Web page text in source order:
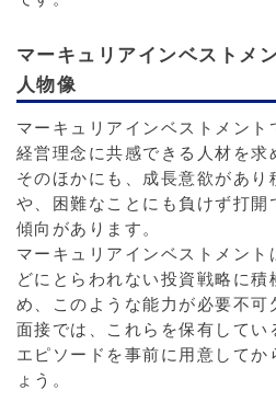
マーキュリアインベストメ
人物像
マーキュリアインベストメント
経営理念に共感できる人材を求
そのほかにも、成長意欲があ
や、困難なことにも負けず打開
傾向があります。
マーキュリアインベストメン
どにとらわれない投資戦略に積
め、このような能力が必要不可
面接では、これらを保有してい
エピソードを事前に用意してか
ょう。